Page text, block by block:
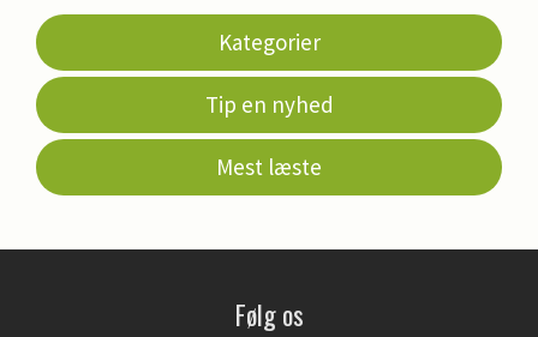
Kategorier
Tip en nyhed
Mest læste
Følg os